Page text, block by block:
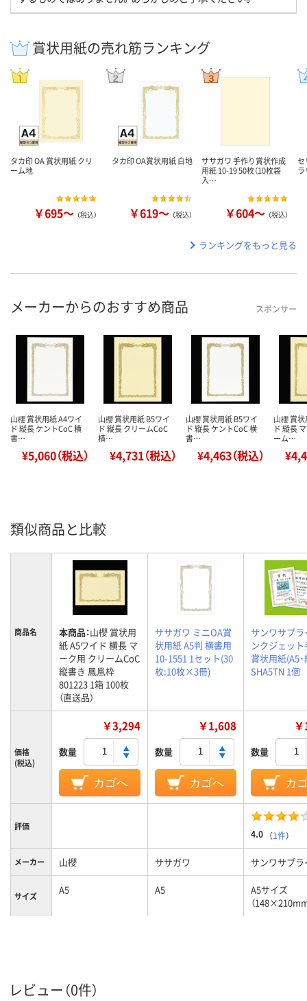
賞状用紙の売れ筋ランキング
タカ印 OA 賞状用紙 クリ
ーム地
￥695～ （税込）
タカ印 OA賞状用紙 白地
￥619～ （税込）
ササガワ 手作り賞状作成
用紙 10-19 50枚（10枚袋
入…
￥604～ （税込）
ランキングをもっと見る
メーカーからのおすすめ商品 スポンサー
山櫻 賞状用紙 A4ワイ
ド 縦長 ケントCoC 横
書…
¥5,060（税込）
山櫻 賞状用紙 B5ワイ
ド 縦長 クリームCoC
横…
¥4,731（税込）
山櫻 賞状用紙 B5ワイ
ド 縦長 ケントCoC 横
書…
¥4,463（税込）
山櫻 賞
ド 縦長
ーム…
類似商品と比較
商品名 本商品：山櫻 賞状用
紙 A5ワイド 横長 マ
ーク用 クリームCoC
縦書き 鳳凰枠
801223 1箱 100枚
（直送品）
ササガワ ミニOA賞
状用紙 A5判 横書用
10-1551 1セット(30
枚:10枚×3冊)
サンワサプラ
ンクジェッ
賞状用紙(A5
SHA5TN 1個
価格
(税込)
￥3,294
数量
カゴへ
￥1,608
数量
カゴへ
数量
カ
評価
4.0 （1件）
メーカー 山櫻 ササガワ サンワサプラ
サイズ A5 A5
A5サイズ
（
レビュー（0件）